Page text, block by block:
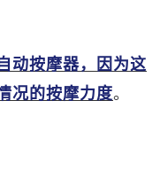
动按摩器，因为这
况的按摩力度。